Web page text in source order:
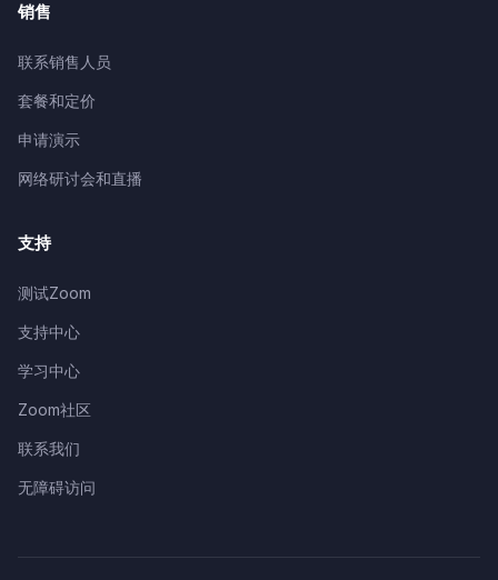
销售
联系销售人员
套餐和定价
申请演示
网络研讨会和直播
支持
测试Zoom
支持中心
学习中心
Zoom社区
联系我们
无障碍访问